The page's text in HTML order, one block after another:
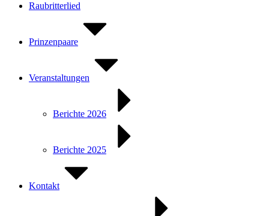
Raubritterlied
Prinzenpaare
Veranstaltungen
Berichte 2026
Berichte 2025
Kontakt